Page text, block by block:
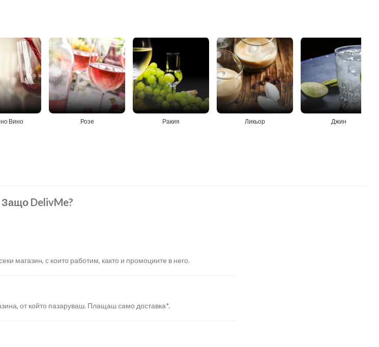
Вино Розе Ракия Ликьор Джин
Защо DelivMe?
магазин, с които работим, както и промоциите в него.
от който пазаруваш. Плащаш само доставка*.